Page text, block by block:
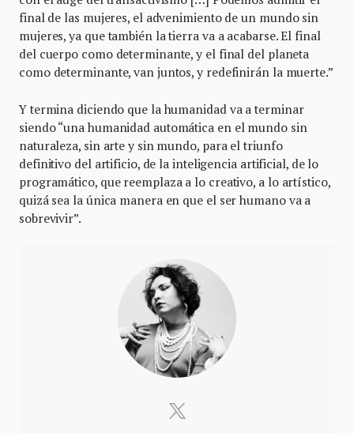
final de las mujeres, el advenimiento de un mundo sin
mujeres, ya que también la tierra va a acabarse. El final
del cuerpo como determinante, y el final del planeta
como determinante, van juntos, y redefinirán la muerte.”
Y termina diciendo que la humanidad va a terminar
siendo “una humanidad automática en el mundo sin
naturaleza, sin arte y sin mundo, para el triunfo
definitivo del artificio, de la inteligencia artificial, de lo
programático, que reemplaza a lo creativo, a lo artístico,
quizá sea la única manera en que el ser humano va a
sobrevivir”.